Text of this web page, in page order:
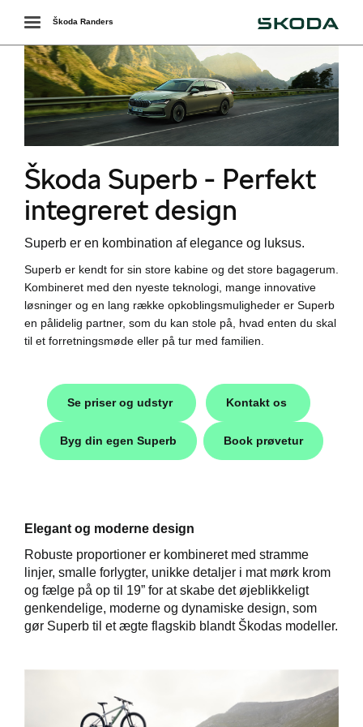
Toggle
navigation
Škoda Randers
Škoda Superb - Perfekt
integreret design
Superb er en kombination af elegance og luksus.
Superb er kendt for sin store kabine og det store bagagerum.
Kombineret med den nyeste teknologi, mange innovative
løsninger og en lang række opkoblingsmuligheder er Superb
en pålidelig partner, som du kan stole på, hvad enten du skal
til et forretningsmøde eller på tur med familien.
Se priser og udstyr Kontakt os
Byg din egen Superb Book prøvetur
Elegant og moderne design
Robuste proportioner er kombineret med stramme
linjer, smalle forlygter, unikke detaljer i mat mørk krom
og fælge på op til 19” for at skabe det øjeblikkeligt
genkendelige, moderne og dynamiske design, som
gør Superb til et ægte flagskib blandt Škodas modeller.